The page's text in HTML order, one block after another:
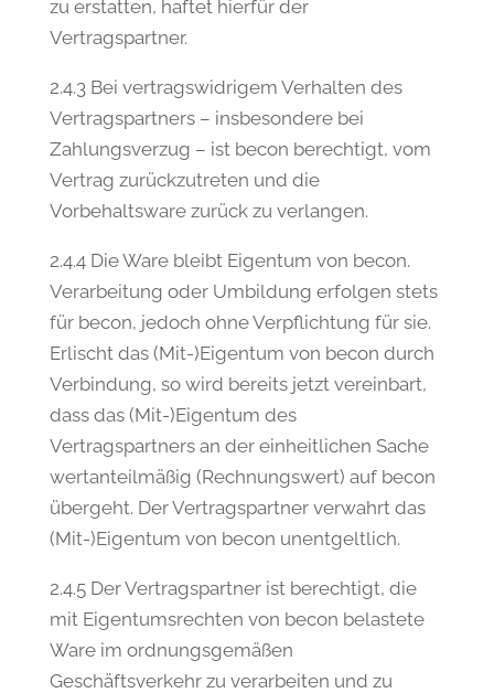
zu erstatten, haftet hierfür der
Vertragspartner.
2.4.3 Bei vertragswidrigem Verhalten des
Vertragspartners – insbesondere bei
Zahlungsverzug – ist becon berechtigt, vom
Vertrag zurückzutreten und die
Vorbehaltsware zurück zu verlangen.
2.4.4 Die Ware bleibt Eigentum von becon.
Verarbeitung oder Umbildung erfolgen stets
für becon, jedoch ohne Verpflichtung für sie.
Erlischt das (Mit-)Eigentum von becon durch
Verbindung, so wird bereits jetzt vereinbart,
dass das (Mit-)Eigentum des
Vertragspartners an der einheitlichen Sache
wertanteilmäßig (Rechnungswert) auf becon
übergeht. Der Vertragspartner verwahrt das
(Mit-)Eigentum von becon unentgeltlich.
2.4.5 Der Vertragspartner ist berechtigt, die
mit Eigentumsrechten von becon belastete
Ware im ordnungsgemäßen
Geschäftsverkehr zu verarbeiten und zu